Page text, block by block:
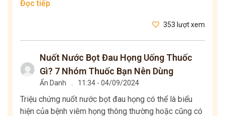
Đọc tiếp
353 lượt xem
Nuốt Nước Bọt Đau Họng Uống Thuốc
Gì? 7 Nhóm Thuốc Bạn Nên Dùng
Ẩn Danh 11:34 - 04/09/2024
Triệu chứng nuốt nước bọt đau họng có thể là biểu
hiện của bệnh viêm họng thông thường hoặc cũng có